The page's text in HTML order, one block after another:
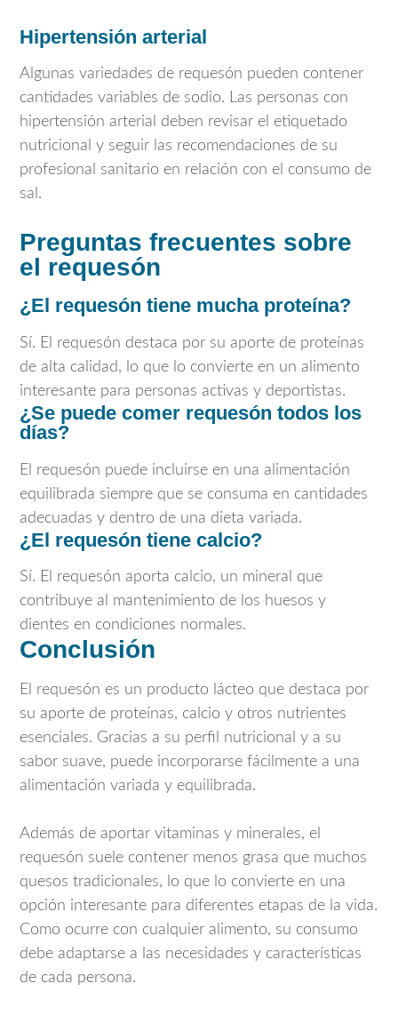
Hipertensión arterial
Algunas variedades de requesón pueden contener
cantidades variables de sodio. Las personas con
hipertensión arterial deben revisar el etiquetado
nutricional y seguir las recomendaciones de su
profesional sanitario en relación con el consumo de
sal.
Preguntas frecuentes sobre
el requesón
¿El requesón tiene mucha proteína?
Sí. El requesón destaca por su aporte de proteínas
de alta calidad, lo que lo convierte en un alimento
interesante para personas activas y deportistas.
¿Se puede comer requesón todos los
días?
El requesón puede incluirse en una alimentación
equilibrada siempre que se consuma en cantidades
adecuadas y dentro de una dieta variada.
¿El requesón tiene calcio?
Sí. El requesón aporta calcio, un mineral que
contribuye al mantenimiento de los huesos y
dientes en condiciones normales.
Conclusión
El requesón es un producto lácteo que destaca por
su aporte de proteínas, calcio y otros nutrientes
esenciales. Gracias a su perfil nutricional y a su
sabor suave, puede incorporarse fácilmente a una
alimentación variada y equilibrada.
Además de aportar vitaminas y minerales, el
requesón suele contener menos grasa que muchos
quesos tradicionales, lo que lo convierte en una
opción interesante para diferentes etapas de la vida.
Como ocurre con cualquier alimento, su consumo
debe adaptarse a las necesidades y características
de cada persona.